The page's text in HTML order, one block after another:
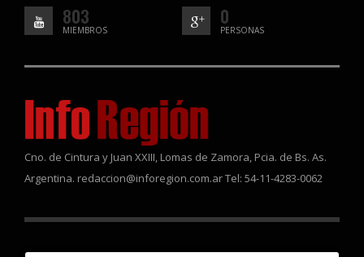
803
MIEMBROS
0
PERSONAS
Cno. de Cintura y Juan XXIII, Lomas de Zamora, Pcia. de Bs. As.
Argentina. redaccion@inforegion.com.ar Tel: 54-11-4283-0062